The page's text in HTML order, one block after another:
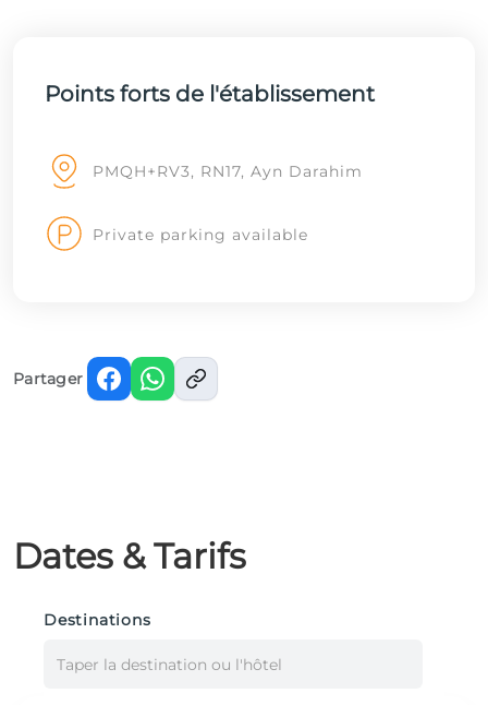
Points forts de l'établissement
PMQH+RV3, RN17, Ayn Darahim
Private parking available
Partager
Dates & Tarifs
Destinations
Taper la destination ou l'hôtel